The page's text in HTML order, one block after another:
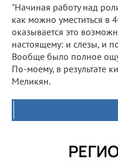
"Начиная работу над
как можно уместиться в
оказывается это
настоящему: и слезы, и
Вообще было полное
По-моему, в результате
Меликян.